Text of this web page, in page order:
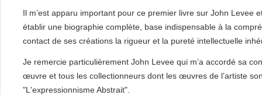
Il m’est apparu important pour ce premier livre sur John Levee
établir une biographie complète, base indispensable à la
contact de ses créations la rigueur et la pureté intellectuelle
Je remercie particulièrement John Levee qui m’a accordé sa
œuvre et tous les collectionneurs dont les œuvres de l’artiste
"L'expressionnisme Abstrait".